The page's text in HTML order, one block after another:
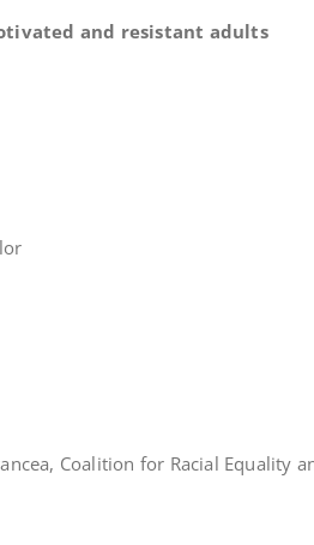
and resistant adults
Coalition for Racial Equality